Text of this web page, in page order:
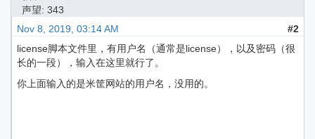
声望: 343
Nov 8, 2019, 03:14 AM
#2
license脚本文件里，有用户名（通常是license），以及密码（很
长的一段），输入在这里就行了。
你上面输入的是米筐网站的用户名，没用的。